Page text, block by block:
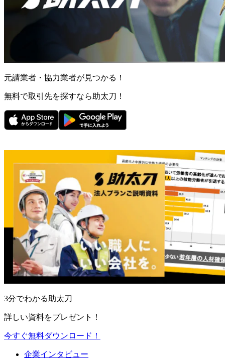
元請業者・協力業者が見つかる！
無料で取引先を探すなら助太刀！
3分でわかる助太刀
詳しい資料をプレゼント！
今すぐ無料ダウンロード！
企業インタビュー